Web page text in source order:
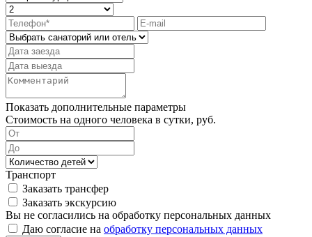
Показать дополнительные параметры
Стоимость на одного человека в сутки, руб.
Транспорт
Заказать трансфер
Заказать экскурсию
Вы не согласились на обработку персональных данных
Даю согласие на обработку персональных данных